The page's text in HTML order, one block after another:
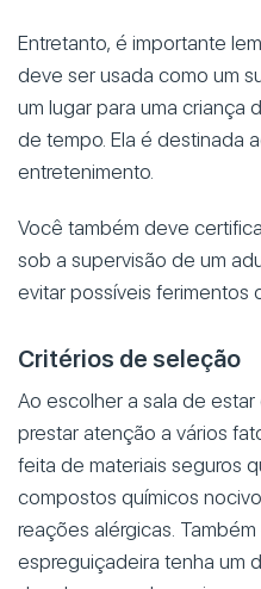
Entretanto, é importante
deve ser usada como um
um lugar para uma criança
de tempo. Ela é destinada
entretenimento.
Você também deve
sob a supervisão de um
evitar possíveis ferimentos
Critérios de seleção
Ao escolher a sala de
prestar atenção a vários
feita de materiais seguros
compostos químicos
reações alérgicas.
espreguiçadeira tenha um